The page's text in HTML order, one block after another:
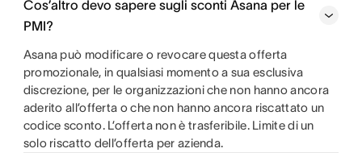
Cos’altro devo sapere sugli sconti Asana per le
PMI?
Asana può modificare o revocare questa offerta
promozionale, in qualsiasi momento a sua esclusiva
discrezione, per le organizzazioni che non hanno ancora
aderito all’offerta o che non hanno ancora riscattato un
codice sconto. L’offerta non è trasferibile. Limite di un
solo riscatto dell’offerta per azienda.